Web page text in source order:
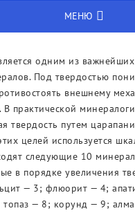
МЕНЮ
одним из
Под твердостью
внешнему
В практической
твердость путем
целей используется
следующие 10
в порядке увеличения
— 3; флюорит — 4;
— 8; корунд — 9;